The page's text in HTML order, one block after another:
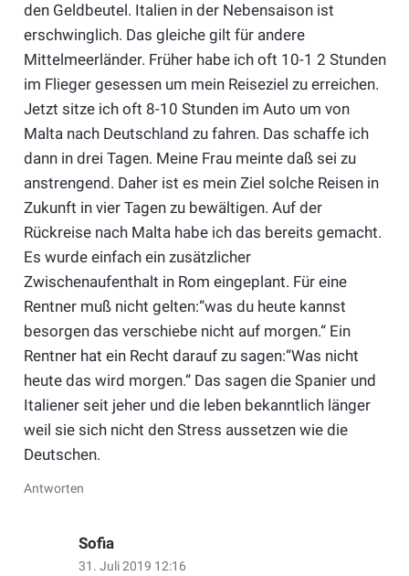
den Geldbeutel. Italien in der Nebensaison ist
erschwinglich. Das gleiche gilt für andere
Mittelmeerländer. Früher habe ich oft 10-1 2 Stunden
im Flieger gesessen um mein Reiseziel zu erreichen.
Jetzt sitze ich oft 8-10 Stunden im Auto um von
Malta nach Deutschland zu fahren. Das schaffe ich
dann in drei Tagen. Meine Frau meinte daß sei zu
anstrengend. Daher ist es mein Ziel solche Reisen in
Zukunft in vier Tagen zu bewältigen. Auf der
Rückreise nach Malta habe ich das bereits gemacht.
Es wurde einfach ein zusätzlicher
Zwischenaufenthalt in Rom eingeplant. Für eine
Rentner muß nicht gelten:“was du heute kannst
besorgen das verschiebe nicht auf morgen.“ Ein
Rentner hat ein Recht darauf zu sagen:“Was nicht
heute das wird morgen.“ Das sagen die Spanier und
Italiener seit jeher und die leben bekanntlich länger
weil sie sich nicht den Stress aussetzen wie die
Deutschen.
Antworten
Sofia
31. Juli 2019 12:16